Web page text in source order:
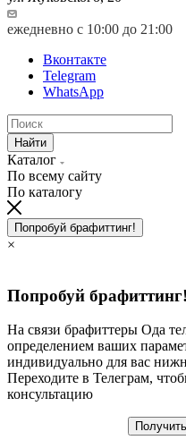
ежедневно с 10:00 до 21:00
Вконтакте
Telegram
WhatsApp
Найти
Каталог
По всему сайту
По каталогу
Попробуй брафиттинг!
×
Попробуй брафиттинг!
На связи брафиттеры Ода
определением ваших
индивидуально для вас
Переходите в Телеграм,
консультацию